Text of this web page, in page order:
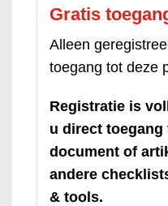
Gratis
Alleen
toegang tot deze
Registratie is
u direct
document of
andere
& tools.